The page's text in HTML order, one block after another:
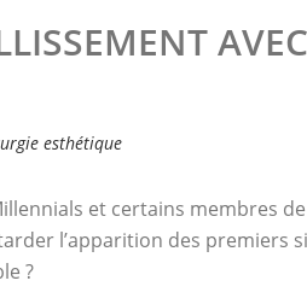
esthétique
et certains membres
l’apparition des premiers
?